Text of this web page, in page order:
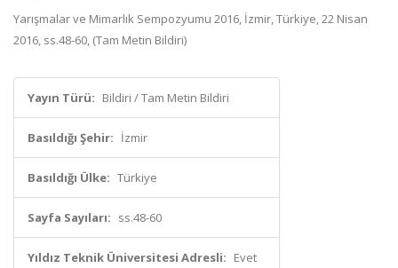
Yarışmalar ve Mimarlık Sempozyumu 2016, İzmir, Türkiye, 22 Nisan
2016, ss.48-60, (Tam Metin Bildiri)
Yayın Türü: Bildiri / Tam Metin Bildiri
Basıldığı Şehir: İzmir
Basıldığı Ülke: Türkiye
Sayfa Sayıları: ss.48-60
Yıldız Teknik Üniversitesi Adresli: Evet